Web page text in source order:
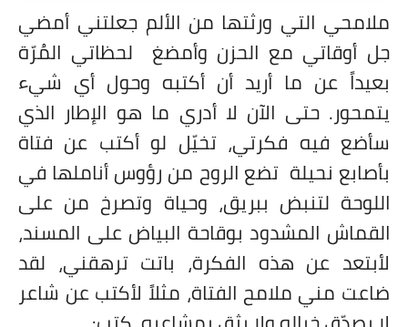
أعداد جريدة سبا
ملامحي التي ورثتها من الألم جعلتني أمضي
جل أوقاتي مع الحزن وأمضغ لحظاتي المُرّة
بعيداً عن ما أريد أن أكتبه وحول أي شيء
يتمحور. حتى الآن لا أدري ما هو الإطار الذي
سأضع فيه فكرتي، تخيّل لو أكتب عن فتاة
بأصابع نحيلة تضع الروح من رؤوس أناملها في
اللوحة لتنبض ببريق، وحياة وتصرخ من على
القماش المشدود بوقاحة البياض على المسند،
لأبتعد عن هذه الفكرة، باتت ترهقني، لقد
ضاعت مني ملامح الفتاة، مثلاً لأكتب عن شاعر